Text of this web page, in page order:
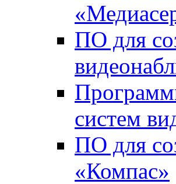
ПО для
систем
ПО для
«Компас»